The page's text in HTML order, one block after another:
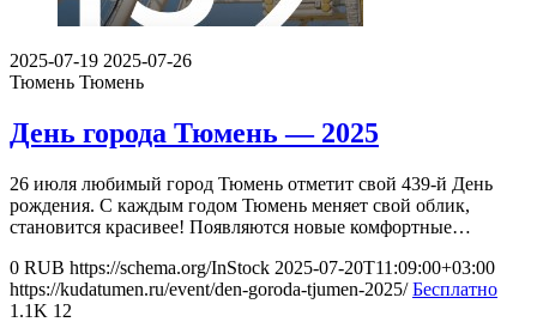
2025-07-19 2025-07-26
Тюмень Тюмень
День города Тюмень — 2025
26 июля любимый город Тюмень отметит свой 439-й День
рождения. С каждым годом Тюмень меняет свой облик,
становится красивее! Появляются новые комфортные…
0 RUB https://schema.org/InStock 2025-07-20T11:09:00+03:00
https://kudatumen.ru/event/den-goroda-tjumen-2025/ Бесплатно
1.1K 12